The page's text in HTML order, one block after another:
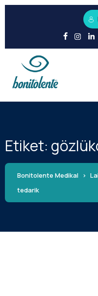
Etiket:
Bonitolente Medikal >
tedarik